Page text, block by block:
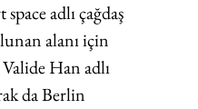
adlı çağdaş
alanı için
Han adlı
da Berlin